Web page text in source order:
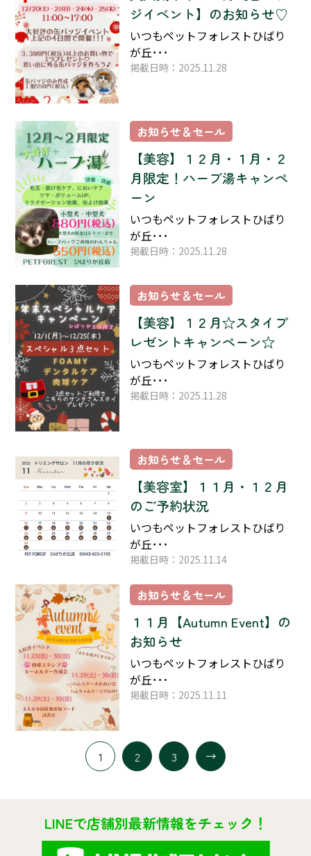
ジイベント】のお知らせ♡
いつもペットフォレストひばり
が丘･･･
掲載日時：2025.11.28
お知らせ＆セール
【美容】１２月・１月・２
月限定！ハーブ湯キャンペ
ーン
いつもペットフォレストひばり
が丘･･･
掲載日時：2025.11.28
お知らせ＆セール
【美容】１２月☆スタイプ
レゼントキャンペーン☆
いつもペットフォレストひばり
が丘･･･
掲載日時：2025.11.28
お知らせ＆セール
【美容室】１１月・１２月
のご予約状況
いつもペットフォレストひばり
が丘･･･
掲載日時：2025.11.14
お知らせ＆セール
１１月【Autumn Event】の
お知らせ
いつもペットフォレストひばり
が丘･･･
掲載日時：2025.11.11
1 2 3
LINEで店舗別最新情報をチェック！